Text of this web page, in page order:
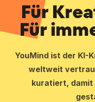
Für
Für
YouMind ist der KI-
weltweit
kuratiert, damit